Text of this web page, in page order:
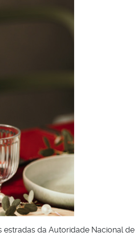
estradas da Autoridade Nacional de